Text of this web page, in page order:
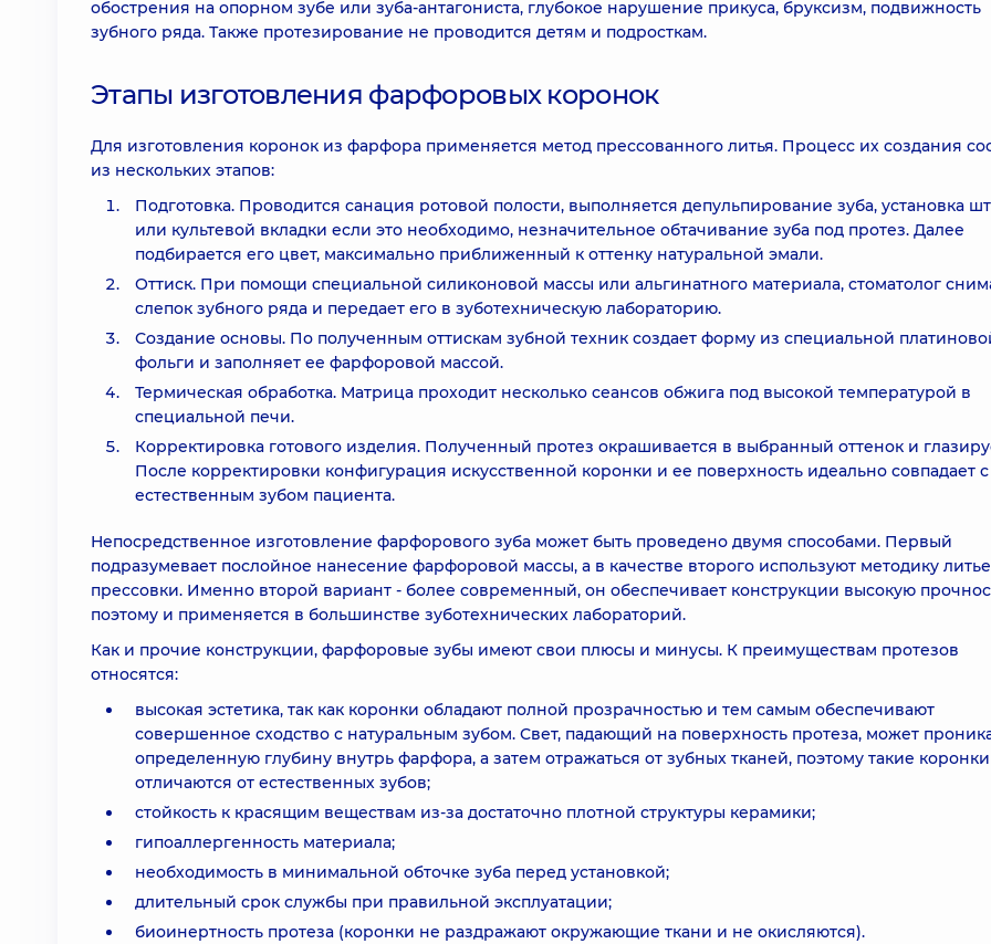
обострения на опорном зубе или зуба-антагониста, глубокое нарушение прикуса, бруксизм, подвижность
зубного ряда. Также протезирование не проводится детям и подросткам.
Этапы изготовления фарфоровых коронок
Для изготовления коронок из фарфора применяется метод прессованного литья. Процесс их создания
из нескольких этапов:
Подготовка. Проводится санация ротовой полости, выполняется депульпирование зуба, установка
или культевой вкладки если это необходимо, незначительное обтачивание зуба под протез. Далее
подбирается его цвет, максимально приближенный к оттенку натуральной эмали.
Оттиск. При помощи специальной силиконовой массы или альгинатного материала, стоматолог
слепок зубного ряда и передает его в зуботехническую лабораторию.
Создание основы. По полученным оттискам зубной техник создает форму из специальной
фольги и заполняет ее фарфоровой массой.
Термическая обработка. Матрица проходит несколько сеансов обжига под высокой температурой в
специальной печи.
Корректировка готового изделия. Полученный протез окрашивается в выбранный оттенок и
После корректировки конфигурация искусственной коронки и ее поверхность идеально совпадает с
естественным зубом пациента.
Непосредственное изготовление фарфорового зуба может быть проведено двумя способами. Первый
подразумевает послойное нанесение фарфоровой массы, а в качестве второго используют методику
прессовки. Именно второй вариант - более современный, он обеспечивает конструкции высокую
поэтому и применяется в большинстве зуботехнических лабораторий.
Как и прочие конструкции, фарфоровые зубы имеют свои плюсы и минусы. К преимуществам протезов
относятся:
высокая эстетика, так как коронки обладают полной прозрачностью и тем самым обеспечивают
совершенное сходство с натуральным зубом. Свет, падающий на поверхность протеза, может
определенную глубину внутрь фарфора, а затем отражаться от зубных тканей, поэтому такие
отличаются от естественных зубов;
стойкость к красящим веществам из-за достаточно плотной структуры керамики;
гипоаллергенность материала;
необходимость в минимальной обточке зуба перед установкой;
длительный срок службы при правильной эксплуатации;
биоинертность протеза (коронки не раздражают окружающие ткани и не окисляются).